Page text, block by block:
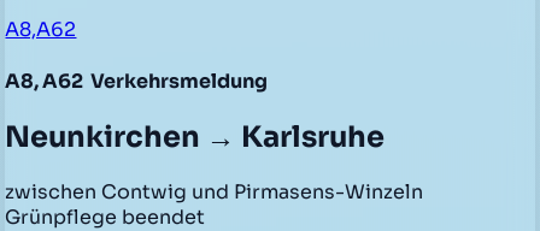
A8,A62
A8, A62 Verkehrsmeldung
Neunkirchen → Karlsruhe
zwischen Contwig und Pirmasens-Winzeln
Grünpflege beendet